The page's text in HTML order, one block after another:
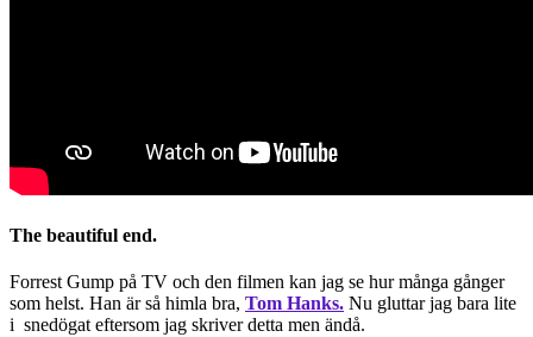
The beautiful end.
Forrest Gump på TV och den filmen kan jag se hur många gånger
som helst. Han är så himla bra, Tom Hanks. Nu gluttar jag bara lite
i snedögat eftersom jag skriver detta men ändå.